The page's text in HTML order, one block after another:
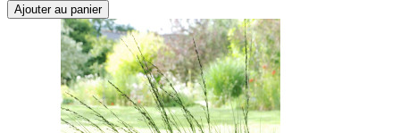
Ajouter au panier